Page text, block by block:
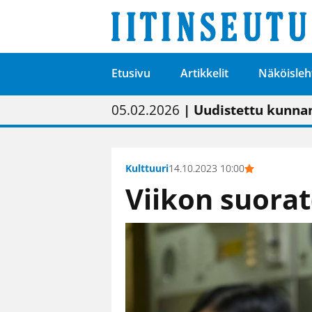
Etusivu Artikkelit
01.02.2026 | Painon
05.02.2026 | Uudistettu
23.04.2026 | “Olemme
09.05.2026| "Maalla on
Kulttuuri14.10.2023 10:00
Viikon